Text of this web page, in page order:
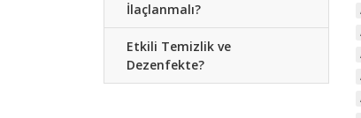
İlaçlanmalı?
Etkili Temizlik ve
Dezenfekte?